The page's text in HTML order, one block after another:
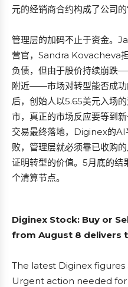
元的经销商合约构成了公司的
管理层的加码不止于资金。
营官，Sandra Kovacheva
负债，但由于股价持续崩跌
附近——市场对转型能否成功
后，创始人以5.65美元入场
市，真正的市场反应要等到
交易最终落地，Diginex的AI
败，管理层就必须靠已收购
证明转型的价值。5月底的结
个清算节点。
Diginex Stock: Buy or
from August 8 delivers
The latest Diginex
Urgent action needed for